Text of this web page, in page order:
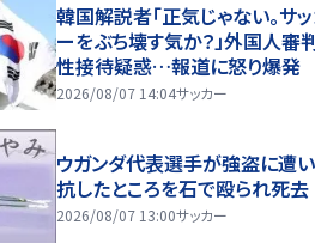
韓国解説者「正気じゃない。サ
ーをぶち壊す気か？」外国人審
性接待疑惑…報道に怒り爆発
2026/08/07 14:04サッカー
ウガンダ代表選手が強盗に遭い
抗したところを石で殴られ死去
2026/08/07 13:00サッカー